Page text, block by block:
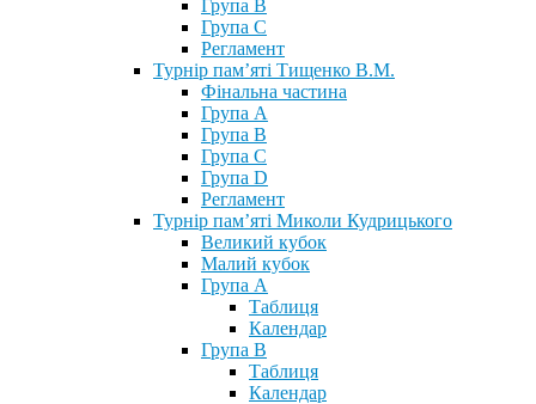
Група В
Група С
Регламент
Турнір пам’яті Тищенко В.М.
Фінальна частина
Група А
Група В
Група С
Група D
Регламент
Турнір пам’яті Миколи Кудрицького
Великий кубок
Малий кубок
Група А
Таблиця
Календар
Група В
Таблиця
Календар